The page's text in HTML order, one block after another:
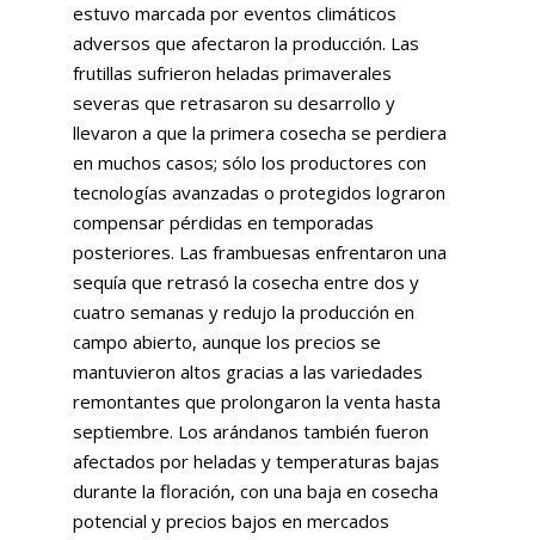
estuvo marcada por eventos climáticos
adversos que afectaron la producción. Las
frutillas sufrieron heladas primaverales
severas que retrasaron su desarrollo y
llevaron a que la primera cosecha se perdiera
en muchos casos; sólo los productores con
tecnologías avanzadas o protegidos lograron
compensar pérdidas en temporadas
posteriores. Las frambuesas enfrentaron una
sequía que retrasó la cosecha entre dos y
cuatro semanas y redujo la producción en
campo abierto, aunque los precios se
mantuvieron altos gracias a las variedades
remontantes que prolongaron la venta hasta
septiembre. Los arándanos también fueron
afectados por heladas y temperaturas bajas
durante la floración, con una baja en cosecha
potencial y precios bajos en mercados